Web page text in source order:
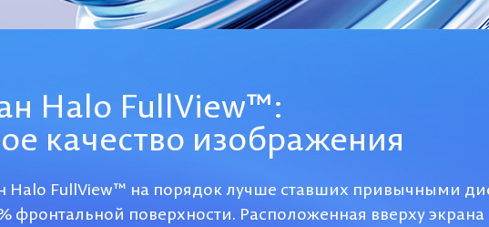
Halo FullView™:
качество изображения
FullView™ на порядок лучше ставших привычными
фронтальной поверхности. Расположенная вверху